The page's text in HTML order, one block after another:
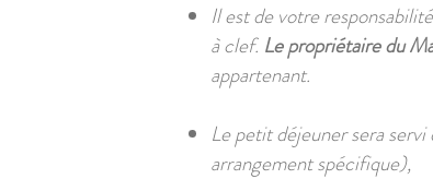
Il est de votre
à clef. Le propriétaire du
appartenant.
Le petit déjeuner sera
arrangement spécifique),